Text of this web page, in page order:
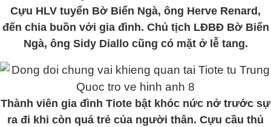
Cựu HLV tuyển Bờ Biển Ngà, ông Herve Renard,
đến chia buồn với gia đình. Chủ tịch LĐBĐ Bờ Biển
Ngà, ông Sidy Diallo cũng có mặt ở lễ tang.
Thành viên gia đình Tiote bật khóc nức nở trước sự
ra đi khi còn quá trẻ của người thân. Cựu cầu thủ